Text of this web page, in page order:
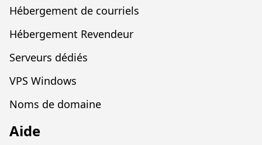
Hébergement de courriels
Hébergement Revendeur
Serveurs dédiés
VPS Windows
Noms de domaine
Aide